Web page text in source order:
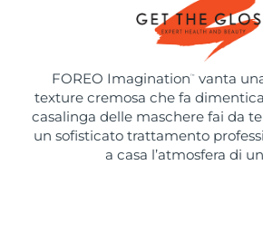
FOREO Imagination ™
vanta
texture cremosa che fa
casalinga delle maschere fai da
un sofisticato trattamento
a casa l’atmosfera di